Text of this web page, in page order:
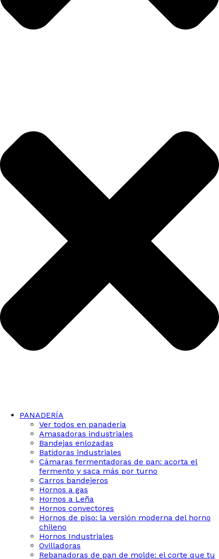
PANADERÍA
Ver todos en panaderia
Amasadoras industriales
Bandejas enlozadas
Batidoras industriales
Cámaras fermentadoras de pan: acorta el
fermento y saca más por turno
Carros bandejeros
Hornos a gas
Hornos a Leña
Hornos convectores
Hornos de piso: la versión moderna del horno
chileno
Hornos Industriales
Ovilladoras
Rebanadoras de pan de molde: el corte que tu